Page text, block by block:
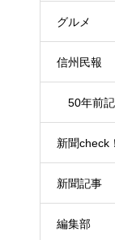
グルメ
信州民報
50年前
新聞check！
新聞記事
編集部